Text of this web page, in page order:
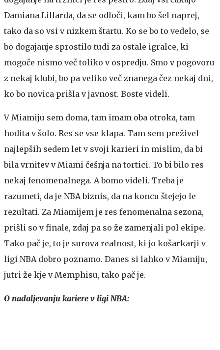
Damiana Lillarda, da se odloči, kam bo šel naprej,
tako da so vsi v nizkem štartu. Ko se bo to vedelo, se
bo dogajanje sprostilo tudi za ostale igralce, ki
mogoče nismo več toliko v ospredju. Smo v pogovoru
z nekaj klubi, bo pa veliko več znanega čez nekaj dni,
ko bo novica prišla v javnost. Boste videli.
V Miamiju sem doma, tam imam oba otroka, tam
hodita v šolo. Res se vse klapa. Tam sem preživel
najlepših sedem let v svoji karieri in mislim, da bi
bila vrnitev v Miami češnja na tortici. To bi bilo res
nekaj fenomenalnega. A bomo videli. Treba je
razumeti, da je NBA biznis, da na koncu štejejo le
rezultati. Za Miamijem je res fenomenalna sezona,
prišli so v finale, zdaj pa so že zamenjali pol ekipe.
Tako pač je, to je surova realnost, ki jo košarkarji v
ligi NBA dobro poznamo. Danes si lahko v Miamiju,
jutri že kje v Memphisu, tako pač je.
O nadaljevanju kariere v ligi NBA: